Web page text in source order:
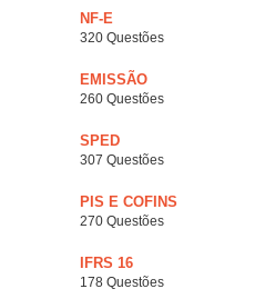
NF-E
320 Questões
EMISSÃO
260 Questões
SPED
307 Questões
PIS E COFINS
270 Questões
IFRS 16
178 Questões